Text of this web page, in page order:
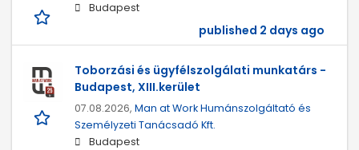
Budapest
published 2 days ago
Toborzási és ügyfélszolgálati munkatárs -
Budapest, XIII.kerület
07.08.2026, Man at Work Humánszolgáltató és
Személyzeti Tanácsadó Kft.
Budapest